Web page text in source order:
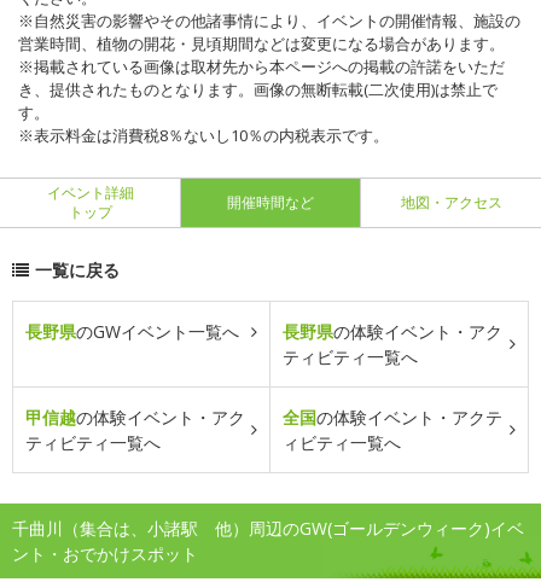
※自然災害の影響やその他諸事情により、イベントの開催情報、施設の
営業時間、植物の開花・見頃期間などは変更になる場合があります。
※掲載されている画像は取材先から本ページへの掲載の許諾をいただ
き、提供されたものとなります。画像の無断転載(二次使用)は禁止で
す。
※表示料金は消費税8％ないし10％の内税表示です。
イベント詳細
トップ
開催時間など 地図・アクセス
一覧に戻る
長野県のGWイベント一覧へ 長野県の体験イベント・アク
ティビティ一覧へ
甲信越の体験イベント・アク
ティビティ一覧へ
全国の体験イベント・アクテ
ィビティ一覧へ
千曲川（集合は、小諸駅 他）周辺のGW(ゴールデンウィーク)イベ
ント・おでかけスポット